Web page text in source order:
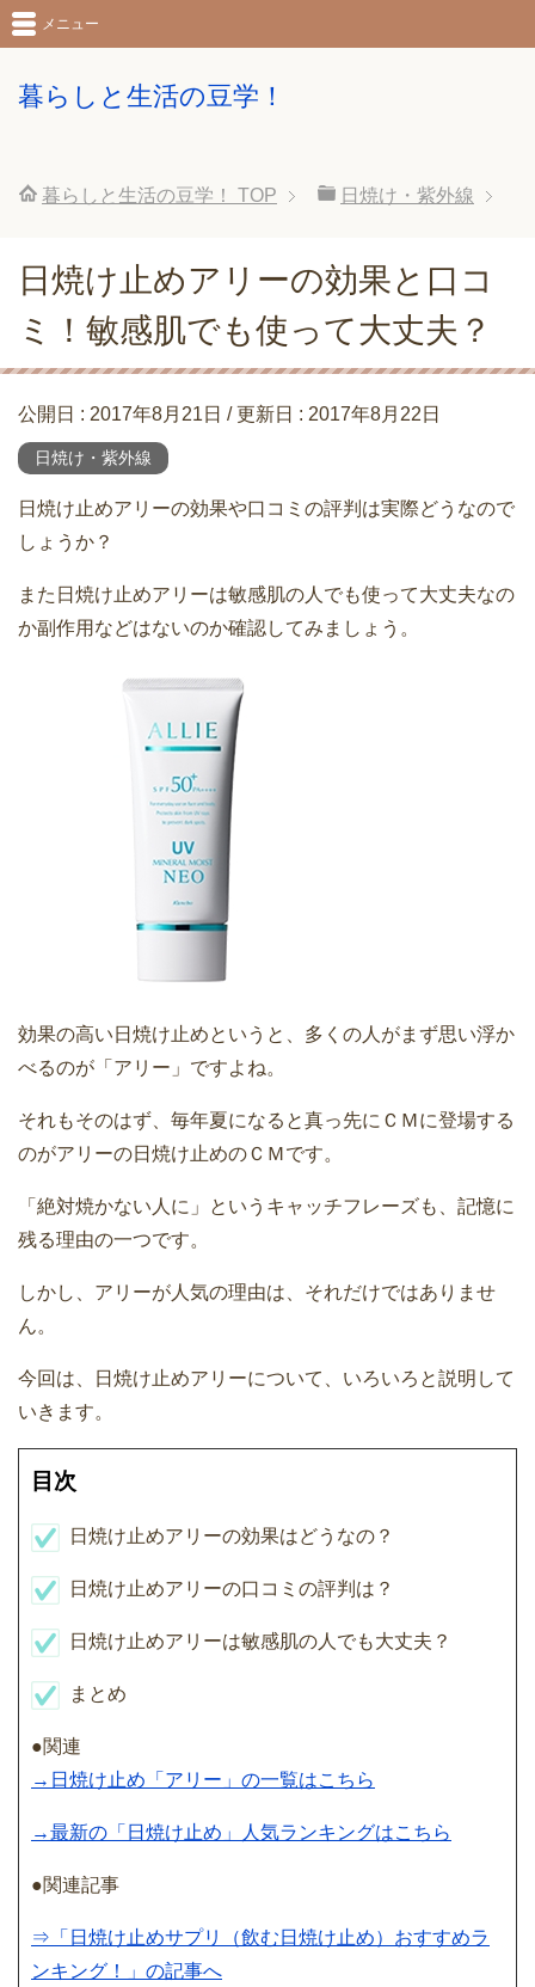
暮らしと生活の豆学！
メニュー
暮らしと生活の豆学！ TOP 日焼け・紫外線
日焼け止めアリーの効果と口コ
ミ！敏感肌でも使って大丈夫？
公開日 : 2017年8月21日 / 更新日 : 2017年8月22日
日焼け・紫外線
日焼け止めアリーの効果や口コミの評判は実際どうなので
しょうか？
また日焼け止めアリーは敏感肌の人でも使って大丈夫なの
か副作用などはないのか確認してみましょう。
効果の高い日焼け止めというと、多くの人がまず思い浮か
べるのが「アリー」ですよね。
それもそのはず、毎年夏になると真っ先にＣＭに登場する
のがアリーの日焼け止めのＣＭです。
「絶対焼かない人に」というキャッチフレーズも、記憶に
残る理由の一つです。
しかし、アリーが人気の理由は、それだけではありませ
ん。
今回は、日焼け止めアリーについて、いろいろと説明して
いきます。
目次
日焼け止めアリーの効果はどうなの？
日焼け止めアリーの口コミの評判は？
日焼け止めアリーは敏感肌の人でも大丈夫？
まとめ
●関連
→日焼け止め「アリー」の一覧はこちら
→最新の「日焼け止め」人気ランキングはこちら
●関連記事
⇒「日焼け止めサプリ（飲む日焼け止め）おすすめラ
ンキング！」の記事へ